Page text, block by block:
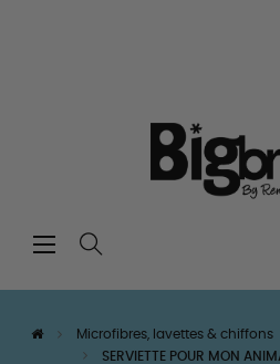
Basculer
navigation
☰
Microfibres, lavettes & chiffons
SERVIETTE POUR MON